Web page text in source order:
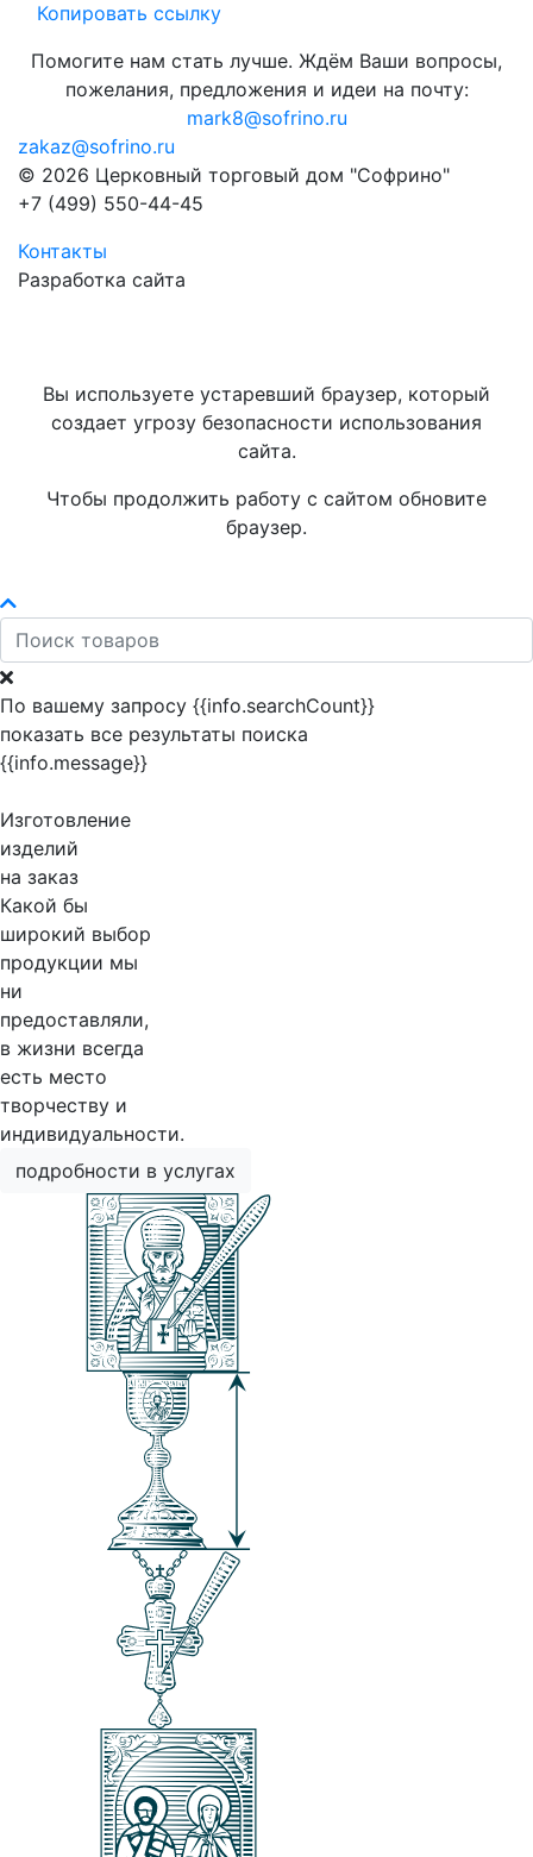
Копировать ссылку
Помогите нам стать лучше. Ждём Ваши вопросы,
пожелания, предложения и идеи на почту:
mark8@sofrino.ru
zakaz@sofrino.ru
© 2026 Церковный торговый дом "Софрино"
+7 (499) 550-44-45
Контакты
Разработка сайта
Вы используете устаревший браузер, который
создает угрозу безопасности использования
сайта.
Чтобы продолжить работу с сайтом обновите
браузер.
По вашему запросу {{info.searchCount}}
показать все результаты поиска
{{info.message}}
Изготовление
изделий
на заказ
Какой бы
широкий выбор
продукции мы
ни
предоставляли,
в жизни всегда
есть место
творчеству и
индивидуальности.
подробности в услугах